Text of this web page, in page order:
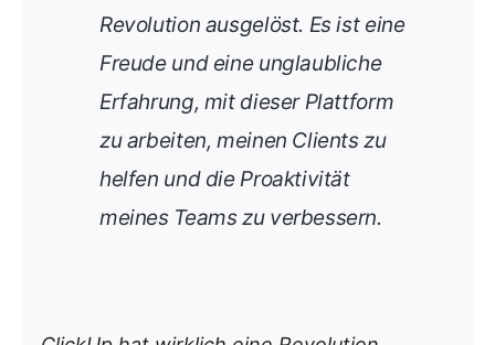
Revolution ausgelöst. Es ist eine
Freude und eine unglaubliche
Erfahrung, mit dieser Plattform
zu arbeiten, meinen Clients zu
helfen und die Proaktivität
meines Teams zu verbessern.